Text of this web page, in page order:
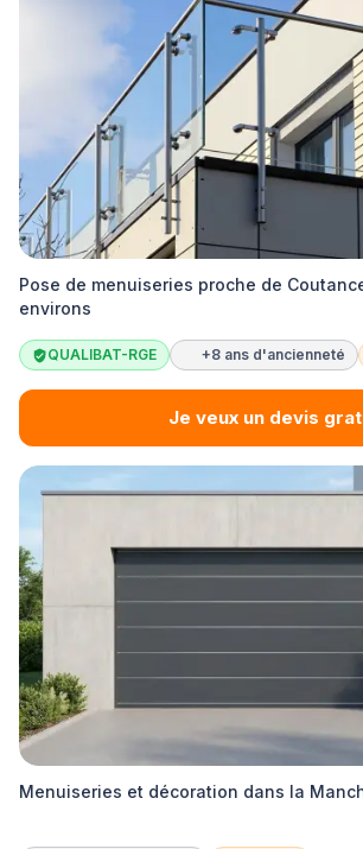
Pose de menuiseries proche de
environs
QUALIBAT-RGE +8 ans d'ancienneté
Je veux un devis
Menuiseries et décoration dans la